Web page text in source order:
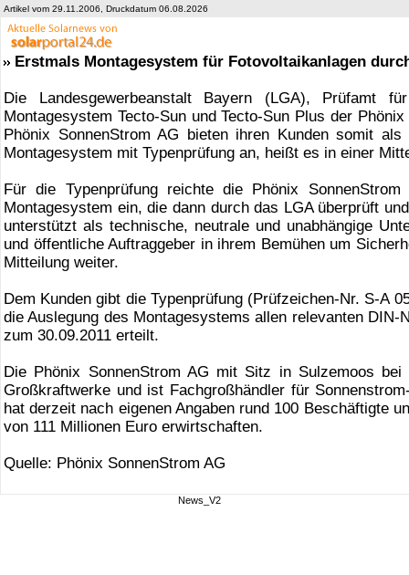
Artikel vom 29.11.2006, Druckdatum 06.08.2026
Erstmals Montagesystem für Fotovoltaikanlagen
Die Landesgewerbeanstalt Bayern (LGA), Prüfamt
Montagesystem Tecto-Sun und Tecto-Sun Plus der
Phönix SonnenStrom AG bieten ihren Kunden somit
Montagesystem mit Typenprüfung an, heißt es in einer
Für die Typenprüfung reichte die Phönix
Montagesystem ein, die dann durch das LGA überprüft
unterstützt als technische, neutrale und unabhängige
und öffentliche Auftraggeber in ihrem Bemühen um
Mitteilung weiter.
Dem Kunden gibt die Typenprüfung (Prüfzeichen-Nr. S-A
die Auslegung des Montagesystems allen relevanten
zum 30.09.2011 erteilt.
Die Phönix SonnenStrom AG mit Sitz in Sulzemoos
Großkraftwerke und ist Fachgroßhändler für
hat derzeit nach eigenen Angaben rund 100 Beschäftigte
von 111 Millionen Euro erwirtschaften.
Quelle: Phönix SonnenStrom AG
News_V2